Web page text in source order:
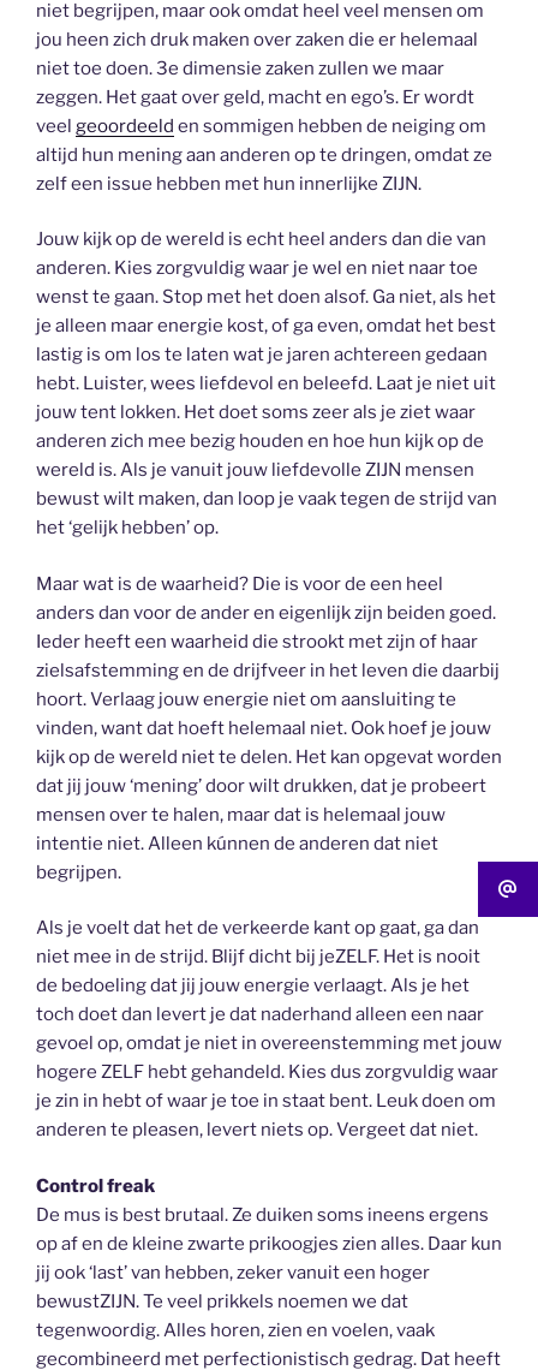
niet begrijpen, maar ook omdat heel veel mensen om
jou heen zich druk maken over zaken die er helemaal
niet toe doen. 3e dimensie zaken zullen we maar
zeggen. Het gaat over geld, macht en ego’s. Er wordt
veel geoordeeld en sommigen hebben de neiging om
altijd hun mening aan anderen op te dringen, omdat ze
zelf een issue hebben met hun innerlijke ZIJN.
Jouw kijk op de wereld is echt heel anders dan die van
anderen. Kies zorgvuldig waar je wel en niet naar toe
wenst te gaan. Stop met het doen alsof. Ga niet, als het
je alleen maar energie kost, of ga even, omdat het best
lastig is om los te laten wat je jaren achtereen gedaan
hebt. Luister, wees liefdevol en beleefd. Laat je niet uit
jouw tent lokken. Het doet soms zeer als je ziet waar
anderen zich mee bezig houden en hoe hun kijk op de
wereld is. Als je vanuit jouw liefdevolle ZIJN mensen
bewust wilt maken, dan loop je vaak tegen de strijd van
het ‘gelijk hebben’ op.
Maar wat is de waarheid? Die is voor de een heel
anders dan voor de ander en eigenlijk zijn beiden goed.
Ieder heeft een waarheid die strookt met zijn of haar
zielsafstemming en de drijfveer in het leven die daarbij
hoort. Verlaag jouw energie niet om aansluiting te
vinden, want dat hoeft helemaal niet. Ook hoef je jouw
kijk op de wereld niet te delen. Het kan opgevat worden
dat jij jouw ‘mening’ door wilt drukken, dat je probeert
mensen over te halen, maar dat is helemaal jouw
intentie niet. Alleen kúnnen de anderen dat niet
begrijpen.
Als je voelt dat het de verkeerde kant op gaat, ga dan
niet mee in de strijd. Blijf dicht bij jeZELF. Het is nooit
de bedoeling dat jij jouw energie verlaagt. Als je het
toch doet dan levert je dat naderhand alleen een naar
gevoel op, omdat je niet in overeenstemming met jouw
hogere ZELF hebt gehandeld. Kies dus zorgvuldig waar
je zin in hebt of waar je toe in staat bent. Leuk doen om
anderen te pleasen, levert niets op. Vergeet dat niet.
Control freak
De mus is best brutaal. Ze duiken soms ineens ergens
op af en de kleine zwarte prikoogjes zien alles. Daar kun
jij ook ‘last’ van hebben, zeker vanuit een hoger
bewustZIJN. Te veel prikkels noemen we dat
tegenwoordig. Alles horen, zien en voelen, vaak
gecombineerd met perfectionistisch gedrag. Dat heeft